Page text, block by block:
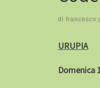
di
URUPIA
Domenica